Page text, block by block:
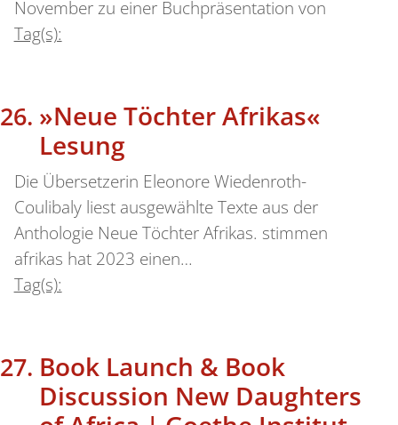
November zu einer Buchpräsentation von
Tag(s):
»Neue Töchter Afrikas«
Lesung
Die Übersetzerin Eleonore Wiedenroth-
Coulibaly liest ausgewählte Texte aus der
Anthologie Neue Töchter Afrikas. stimmen
afrikas hat 2023 einen…
Tag(s):
Book Launch & Book
Discussion New Daughters